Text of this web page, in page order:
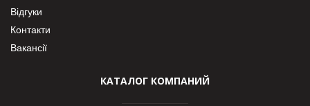
Відгуки
Контакти
Вакансії
КАТАЛОГ КОМПАНИЙ